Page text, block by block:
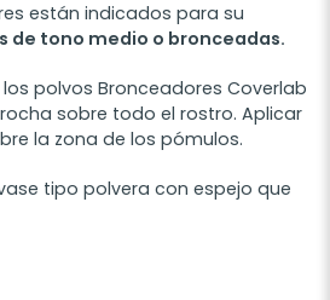
están indicados para su
de tono medio o bronceadas.
polvos Bronceadores Coverlab
sobre todo el rostro. Aplicar
la zona de los pómulos.
tipo polvera con espejo que